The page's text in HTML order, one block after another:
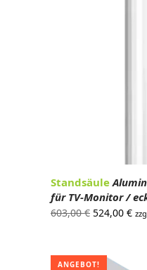
Standsäule
für TV-Monitor /
603,00€ 524,00 €
ANGEBOT!